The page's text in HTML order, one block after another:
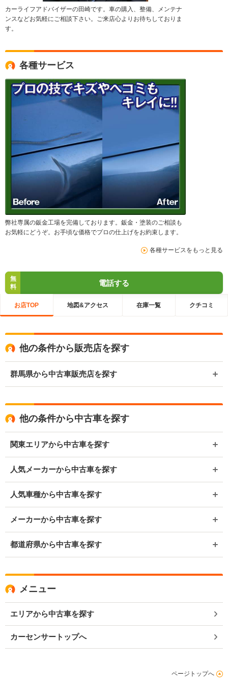
カーライフアドバイザーの田崎です。車の購入、整備、メンテナ
ンスなどお気軽にご相談下さい。ご来店心よりお待ちしておりま
す。
各種サービス
弊社専属の鈑金工場を完備しております。鈑金・塗装のご相談も
お気軽にどうぞ。お手頃な価格でプロの仕上げをお約束します。
各種サービスをもっと見る
無
料
電話する
お店TOP 地図&アクセス 在庫一覧 クチコミ
他の条件から販売店を探す
群馬県から中古車販売店を探す
他の条件から中古車を探す
関東エリアから中古車を探す
人気メーカーから中古車を探す
人気車種から中古車を探す
メーカーから中古車を探す
都道府県から中古車を探す
メニュー
エリアから中古車を探す
カーセンサートップへ
ページトップへ